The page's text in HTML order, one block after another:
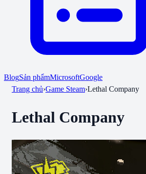
BlogSản phẩmMicrosoftGoogle
Trang chủ›Game Steam›Lethal Company
Lethal Company